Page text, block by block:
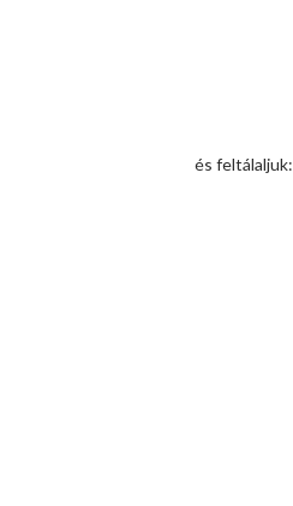
és feltálaljuk: